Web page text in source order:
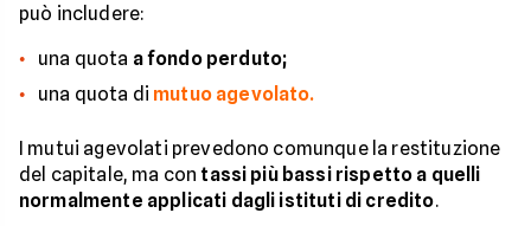
può includere:
una quota a fondo perduto;
una quota di mutuo agevolato.
I mutui agevolati prevedono comunque la restituzione
del capitale, ma con tassi più bassi rispetto a quelli
normalmente applicati dagli istituti di credito.